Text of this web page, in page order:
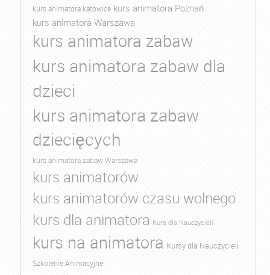
kurs animatora katowice kurs animatora Poznań
kurs animatora Warszawa
kurs animatora zabaw
kurs animatora zabaw dla
dzieci
kurs animatora zabaw
dziecięcych
kurs animatora zabaw Warszawa
kurs animatorów
kurs animatorów czasu wolnego
kurs dla animatora Kurs dla Nauczycieli
kurs na animatora Kursy dla Nauczycieli
Szkolenie Animacyjne